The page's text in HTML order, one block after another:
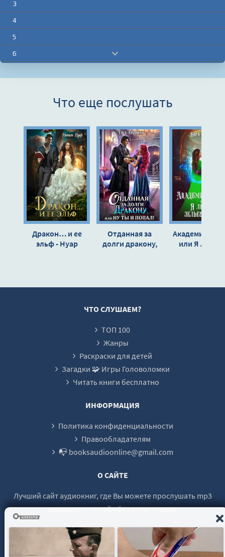
3
4
5
6
20
Что еще послушать
Дракон… и ее
эльф - Нуар
Отданная за
долги дракону,
Академия
или Я
ЧТО СЛУШАЕМ?
ТОП 100
Жанры
Раскраски для детей
Загадки 🧩 Игры Головоломки
Читать книги бесплатно
ИНФОРМАЦИЯ
Политика конфиденциальности
Правообладателям
📭 booksaudioonline@gmail.com
О САЙТЕ
Лучший сайт аудиокниг, где Вы можете прослушать mp3
аудиокнигу онлайн без регистрации.